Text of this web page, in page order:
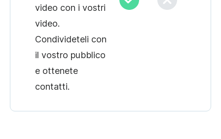
video con i vostri
video.
Condivideteli con
il vostro pubblico
e ottenete
contatti.